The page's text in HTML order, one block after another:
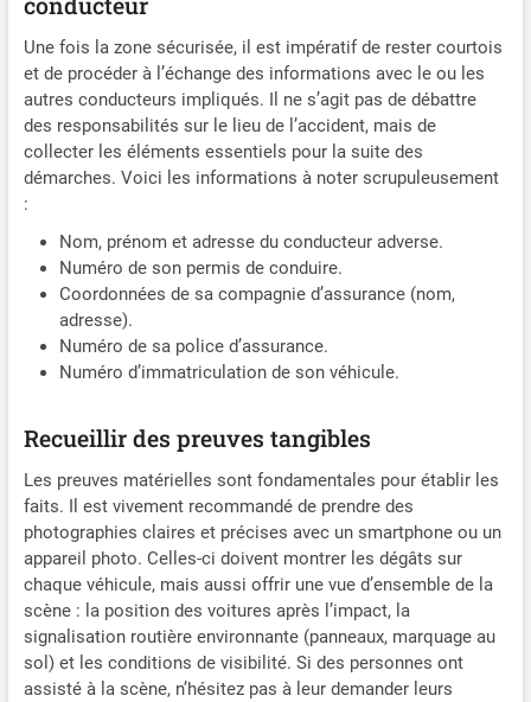
des pannes de voiture et du travail. 【Utilisation Facile】Notre
triangle de signalisation pour voiture est facile à monter et à
démonter, sans nécessiter d'outil supplémentaire. Il est
également facile à plier et avec sa petite boîte de rangement,
vous pouvez facilement le cacher dans le coffre. 【Essentiels
de Voiture】Notre ensemble de triangle de signalisation et de
gilet jaune voiture est indispensable pour tous les conducteurs.
Placer des triangles de signalisation sur le bord de la route
avertit les autres conducteurs en cas de panne ou d'accident et
Une fois la zone sécurisée, il est impératif de rester courtois
et de procéder à l’échange des informations avec le ou les
autres conducteurs impliqués. Il ne s’agit pas de débattre
des responsabilités sur le lieu de l’accident, mais de
collecter les éléments essentiels pour la suite des
démarches. Voici les informations à noter scrupuleusement
:
Nom, prénom et adresse du conducteur adverse.
Numéro de son permis de conduire.
Coordonnées de sa compagnie d’assurance (nom,
adresse).
Numéro de sa police d’assurance.
Numéro d’immatriculation de son véhicule.
Recueillir des preuves tangibles
Les preuves matérielles sont fondamentales pour établir les
faits. Il est vivement recommandé de prendre des
photographies claires et précises avec un smartphone ou un
appareil photo. Celles-ci doivent montrer les dégâts sur
chaque véhicule, mais aussi offrir une vue d’ensemble de la
scène : la position des voitures après l’impact, la
signalisation routière environnante (panneaux, marquage au
sol) et les conditions de visibilité. Si des personnes ont
assisté à la scène, n’hésitez pas à leur demander leurs